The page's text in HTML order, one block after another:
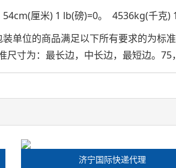
厘米) 1 lb(磅)=0。 4536kg(千
单位的商品满足以下所有要求的为
寸为：最长边，中长边，最短边。75
济宁国际快递代理